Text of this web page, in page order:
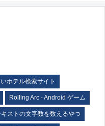
ホテル検索サイト
Rolling Arc - Android ゲーム
キストの文字数を数えるやつ